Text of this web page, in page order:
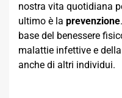
nostra vita quotidiana
ultimo è la prevenzione
base del benessere
malattie infettive e
anche di altri individui.